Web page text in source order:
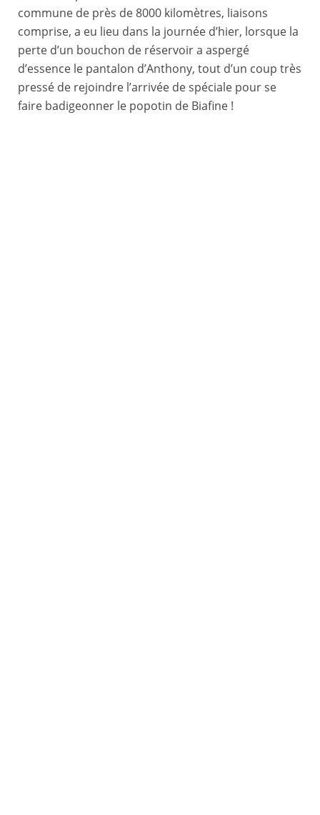
commune de près de 8000 kilomètres, liaisons
comprise, a eu lieu dans la journée d’hier, lorsque la
perte d’un bouchon de réservoir a aspergé
d’essence le pantalon d’Anthony, tout d’un coup très
pressé de rejoindre l’arrivée de spéciale pour se
faire badigeonner le popotin de Biafine !